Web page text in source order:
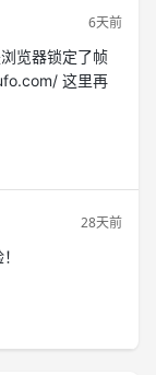
6天前
浏览器锁定了帧
这里再
28天前